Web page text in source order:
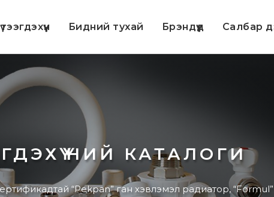
Бидний тухай Брэндүүд Салбар
КАТАЛОГИ
“Pekpan” ган хэвлэмэл радиатор, “Formul”